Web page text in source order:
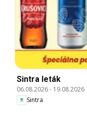
Sintra leták
06.08.2026- 19.08.2026
Sintra